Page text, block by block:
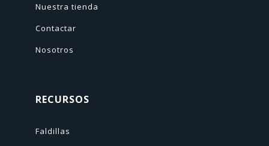
Nuestra tienda
Contactar
Nosotros
RECURSOS
Faldillas